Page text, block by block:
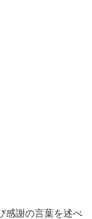
感謝の言葉を述べ